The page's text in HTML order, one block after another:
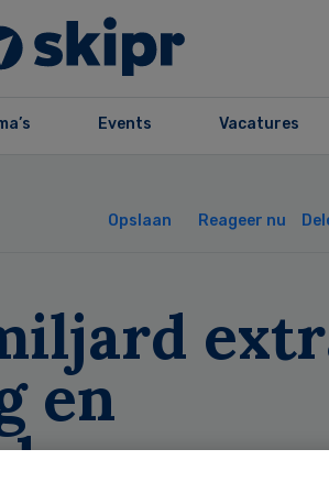
Events Vacatures
Opslaan Reageer nu
en